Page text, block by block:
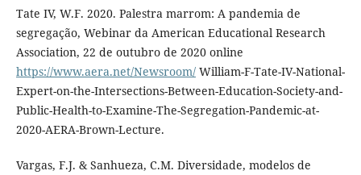
Tate IV, W.F. 2020. Palestra marrom: A pandemia de
segregação, Webinar da American Educational Research
Association, 22 de outubro de 2020 online
https://www.aera.net/Newsroom/William-F-Tate-IV-National-
Expert-on-the-Intersections-Between-Education-Society-and-
Public-Health-to-Examine-The-Segregation-Pandemic-at-
2020-AERA-Brown-Lecture.
Vargas, F.J. & Sanhueza, C.M. Diversidade, modelos de